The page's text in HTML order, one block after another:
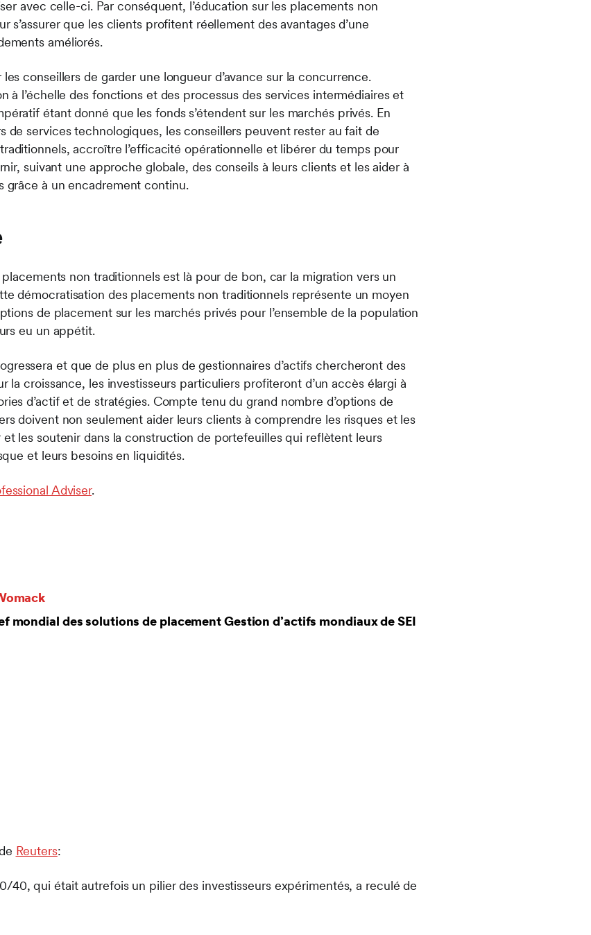
avec celle-ci. Par conséquent, l’éducation sur les placements non
s’assurer que les clients profitent réellement des avantages d’une
améliorés.
conseillers de garder une longueur d’avance sur la concurrence.
à l’échelle des fonctions et des processus des services intermédiaires et
étant donné que les fonds s’étendent sur les marchés privés. En
de services technologiques, les conseillers peuvent rester au fait de
accroître l’efficacité opérationnelle et libérer du temps pour
suivant une approche globale, des conseils à leurs clients et les aider à
grâce à un encadrement continu.
non traditionnels est là pour de bon, car la migration vers un
démocratisation des placements non traditionnels représente un moyen
de placement sur les marchés privés pour l’ensemble de la population
eu un appétit.
et que de plus en plus de gestionnaires d’actifs chercheront des
la croissance, les investisseurs particuliers profiteront d’un accès élargi à
d’actif et de stratégies. Compte tenu du grand nombre d’options de
doivent non seulement aider leurs clients à comprendre les risques et les
et les soutenir dans la construction de portefeuilles qui reflètent leurs
et leurs besoins en liquidités.
Adviser.
mondial des solutions de placement Gestion d’actifs mondiaux de SEI
Reuters:
40, qui était autrefois un pilier des investisseurs expérimentés, a reculé de